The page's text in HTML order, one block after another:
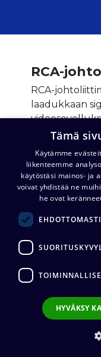
RCA-
RCA-
laadukkaan
ja
Katso
RCA-
RCA-runko- ja
asennuksen
ja
alan
Tämä
Käytämme
liikenteemme
käytöstäsi mainos- ja
voivat yhdistää ne
he ovat
HYVÄKSY